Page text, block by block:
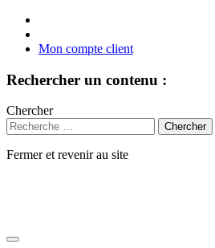
Mon compte client
Rechercher un contenu :
Chercher
Fermer et revenir au site